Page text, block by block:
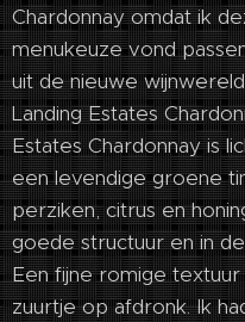
Chardonnay omdat ik
menukeuze vond
uit de nieuwe
Landing Estates
Estates Chardonnay is
een levendige groene
perziken, citrus en
goede structuur en in
Een fijne romige
zuurtje op afdronk. Ik